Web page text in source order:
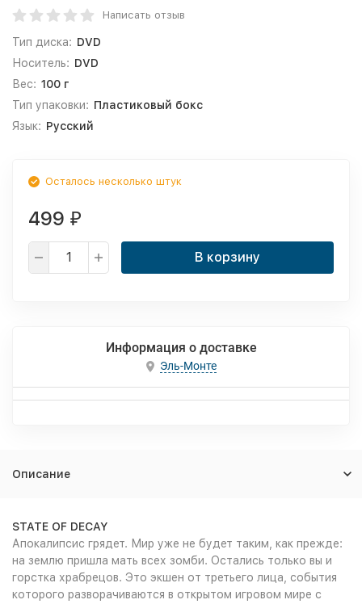
Написать отзыв
Тип диска: DVD
Носитель: DVD
Вес: 100 г
Тип упаковки: Пластиковый бокс
Язык: Русский
Осталось несколько штук
499 ₽
В корзину
Информация о доставке
Эль-Монте
Описание
STATE OF DECAY
Апокалипсис грядет. Мир уже не будет таким, как прежде:
на землю пришла мать всех зомби. Остались только вы и
горстка храбрецов. Это экшен от третьего лица, события
которого разворачиваются в открытом игровом мире с